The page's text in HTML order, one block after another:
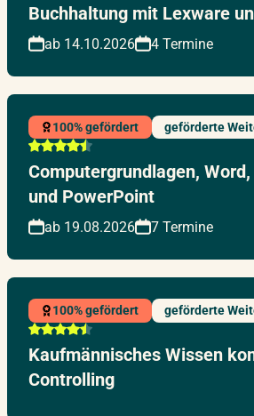
Buchhaltung mit Lexware
ab 14.10.2026 4 Termine
100% gefördert geförderte
Computergrundlagen,
und PowerPoint
ab 19.08.2026 7 Termine
100% gefördert geförderte
Kaufmännisches Wissen
Controlling